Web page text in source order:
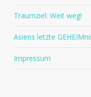
Traumziel: Weit weg!
Asiens letzte
Impressum